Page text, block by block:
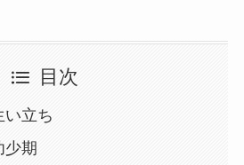
目次
い立ち
少期